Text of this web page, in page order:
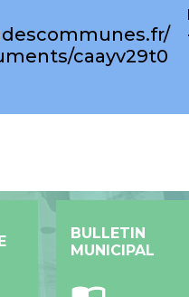
caayv29t0
BULLETIN
MUNICIPAL